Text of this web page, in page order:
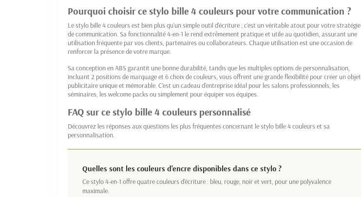
Pourquoi choisir ce stylo bille 4 couleurs pour votre communication ?
Le stylo bille 4 couleurs est bien plus qu'un simple outil d'écriture ; c'est un véritable atout pour votre stratégie
de communication. Sa fonctionnalité 4-en-1 le rend extrêmement pratique et utile au quotidien, assurant une
utilisation fréquente par vos clients, partenaires ou collaborateurs. Chaque utilisation est une occasion de
renforcer la présence de votre marque.
Sa conception en ABS garantit une bonne durabilité, tandis que les multiples options de personnalisation,
incluant 2 positions de marquage et 6 choix de couleurs, vous offrent une grande flexibilité pour créer un objet
publicitaire unique et mémorable. C'est un cadeau d'entreprise idéal pour les salons professionnels, les
séminaires, les welcome packs ou simplement pour équiper vos équipes.
FAQ sur ce stylo bille 4 couleurs personnalisé
Découvrez les réponses aux questions les plus fréquentes concernant le stylo bille 4 couleurs et sa
personnalisation.
Quelles sont les couleurs d'encre disponibles dans ce stylo ?
Ce stylo 4-en-1 offre quatre couleurs d'écriture : bleu, rouge, noir et vert, pour une polyvalence
maximale.